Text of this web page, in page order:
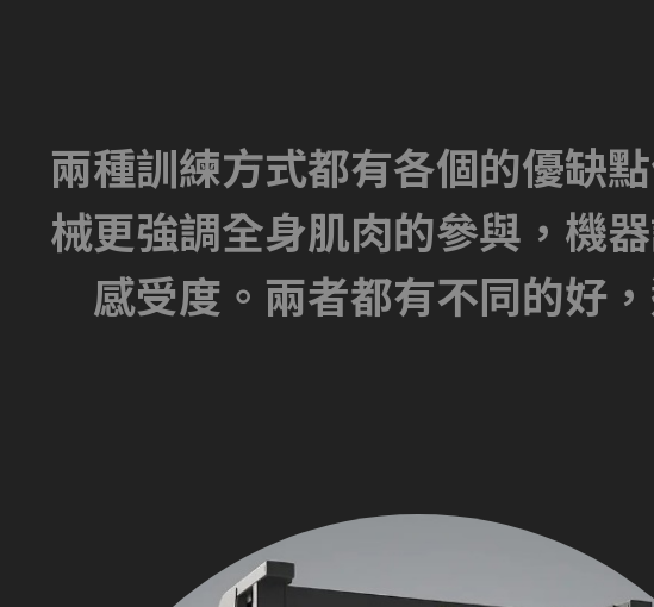
兩種訓練方式都有各個的優缺
械更強調全身肌肉的參與，機
感受度。兩者都有不同的好